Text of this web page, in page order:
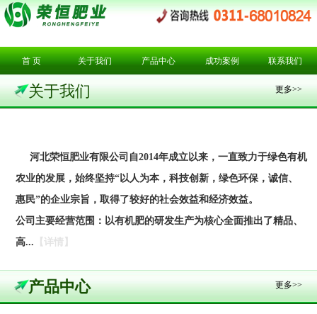
首 页 关于我们 产品中心 成功案例 联系我们
关于我们 更多>>
河北荣恒肥业有限公司自2014年成立以来，一直致力于绿色有机
农业的发展，始终坚持“以人为本，科技创新，绿色环保，诚信、
惠民”的企业宗旨，取得了较好的社会效益和经济效益。
公司主要经营范围：以有机肥的研发生产为核心全面推出了精品、
高... 【详情】
产品中心 更多>>